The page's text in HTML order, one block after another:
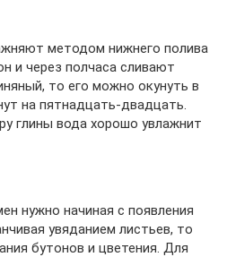
методом нижнего полива
и через полчаса сливают
то его можно окунуть в
на пятнадцать-двадцать.
глины вода хорошо увлажнит
нужно начиная с появления
увяданием листьев, то
бутонов и цветения. Для